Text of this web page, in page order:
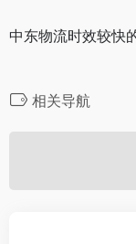
中东物流时效较快
相关导航